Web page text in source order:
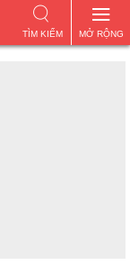
MỞ RỘNG
TÌM KIẾM